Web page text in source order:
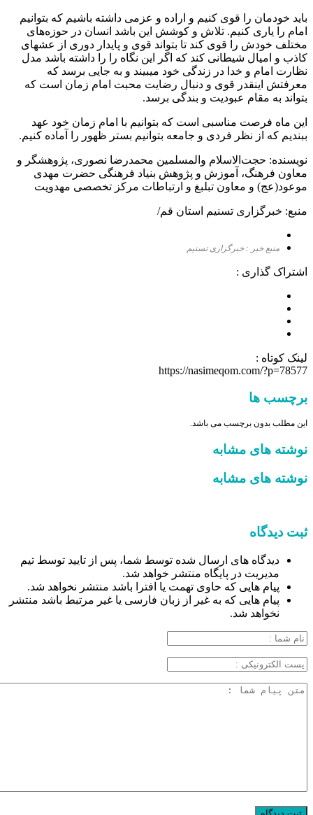
باید خودمان را قوی کنیم و اراده و عزمی داشته باشیم که بتوانیم
امام را یاری کنیم. تلاش و کوشش این باشد انسان در حوزه‌های
مختلف خودش را قوی کند تا بتواند قوی و پایدار دوری از عشهای
کاذب و امیال شیطانی کند که اگر این نگاه را را داشته باشد مدل
نظارت امام و خدا در زندگی خود میبیند و به جایی برسد که
معرفتش اینقدر قوی و دنبال رضایت محبت امام زمان است که
بتواند به مقام عبودیت و بندگی برسد.
این ماه فرصت مناسبی است که بتوانیم‌ با امام زمان خود عهد
ببندیم که از نظر فردی و جامعه بتوانیم بستر ظهور را آماده کنیم.
نویسنده: حجت‌الاسلام والمسلمین محمدرضا نصوری، پژوهشگر و
معاون فرهنگ، آموزش و پژوهش بنیاد فرهنگی حضرت مهدی
موعود(عج) و معاون تبلبغ و ارتباطات مرکز تخصصی مهدویت
منبع: خبرگزاری تسنیم استان قم/
منبع خبر : خبرگزاری تسنیم
اشتراک گذاری :
لینک کوتاه :
https://nasimeqom.com/?p=78577
برچسب ها
این مطلب بدون برچسب می باشد.
نوشته های مشابه
نوشته های مشابه
ثبت دیدگاه
دیدگاه های ارسال شده توسط شما، پس از تایید توسط تیم
مدیریت در پایگاه منتشر خواهد شد.
پیام هایی که حاوی تهمت یا افترا باشد منتشر نخواهد شد.
پیام هایی که به غیر از زبان فارسی یا غیر مرتبط باشد منتشر
نخواهد شد.